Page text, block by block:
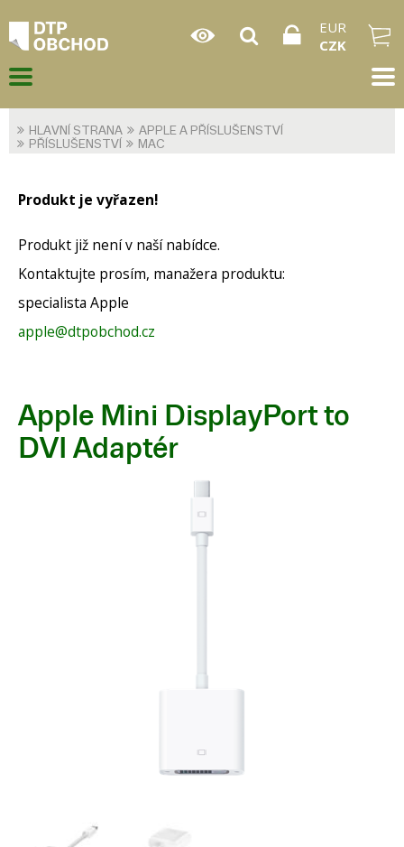
EUR
CZK
HLAVNÍ STRANA
APPLE A PŘÍSLUŠENSTVÍ
PŘÍSLUŠENSTVÍ
MAC
Produkt je vyřazen!
Produkt již není v naší nabídce.
Kontaktujte prosím, manažera produktu:
specialista Apple
apple@dtpobchod.cz
Apple Mini DisplayPort to
DVI Adaptér